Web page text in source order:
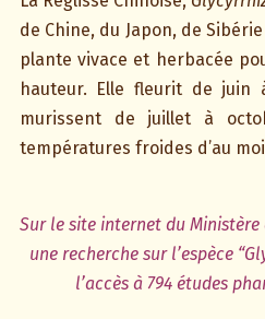
de Chine, du Japon, de
plante vivace et herbacée
hauteur. Elle fleurit de juin
murissent de juillet à
températures froides d’au
Sur le site internet du Ministère
une recherche sur l’espèce
l’accès à 794 études